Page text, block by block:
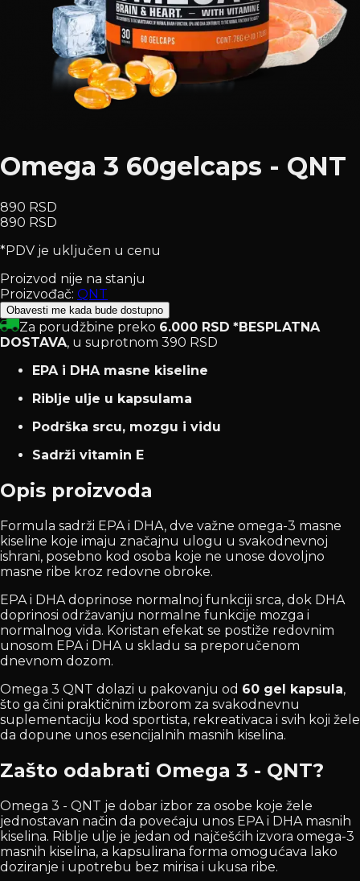
Omega 3 60gelcaps - QNT
890 RSD
890 RSD
*PDV je uključen u cenu
Proizvod nije na stanju
Proizvođač: QNT
Obavesti me kada bude dostupno
Za porudžbine preko 6.000 RSD *BESPLATNA
DOSTAVA, u suprotnom 390 RSD
EPA i DHA masne kiseline
Riblje ulje u kapsulama
Podrška srcu, mozgu i vidu
Sadrži vitamin E
Opis proizvoda
Formula sadrži EPA i DHA, dve važne omega-3 masne
kiseline koje imaju značajnu ulogu u svakodnevnoj
ishrani, posebno kod osoba koje ne unose dovoljno
masne ribe kroz redovne obroke.
EPA i DHA doprinose normalnoj funkciji srca, dok DHA
doprinosi održavanju normalne funkcije mozga i
normalnog vida. Koristan efekat se postiže redovnim
unosom EPA i DHA u skladu sa preporučenom
dnevnom dozom.
Omega 3 QNT dolazi u pakovanju od 60 gel kapsula,
što ga čini praktičnim izborom za svakodnevnu
suplementaciju kod sportista, rekreativaca i svih koji žele
da dopune unos esencijalnih masnih kiselina.
Zašto odabrati Omega 3 - QNT?
Omega 3 - QNT je dobar izbor za osobe koje žele
jednostavan način da povećaju unos EPA i DHA masnih
kiselina. Riblje ulje je jedan od najčešćih izvora omega-3
masnih kiselina, a kapsulirana forma omogućava lako
doziranje i upotrebu bez mirisa i ukusa ribe.